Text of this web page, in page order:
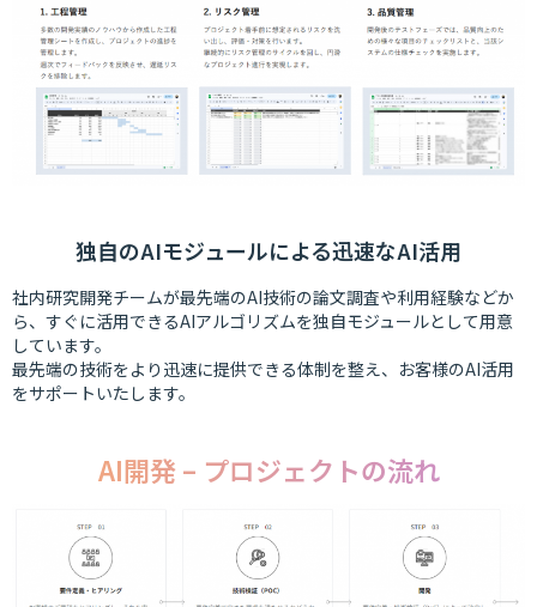
独⾃のAIモジュールによる迅速なAI活⽤
社内研究開発チームが最先端のAI技術の論⽂調査や利⽤経験などか
ら、すぐに活⽤できるAIアルゴリズムを独⾃モジュールとして⽤意
しています。
最先端の技術をより迅速に提供できる体制を整え、お客様のAI活⽤
をサポートいたします。
AI開発 – プロジェクトの流れ